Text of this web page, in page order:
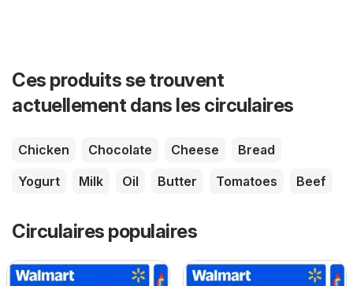
Ces produits se trouvent
actuellement dans les circulaires
Chicken Chocolate Cheese
Bread
Yogurt
Milk Oil Butter Tomatoes Beef
Circulaires populaires